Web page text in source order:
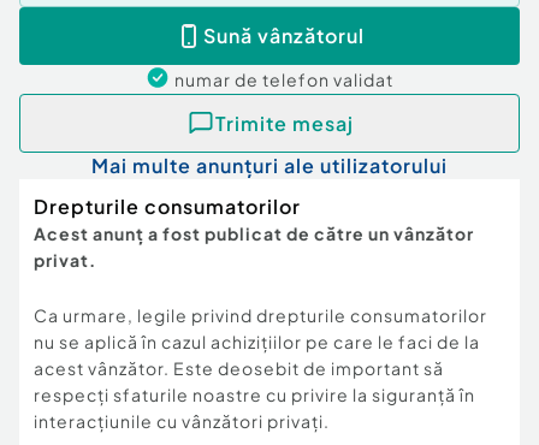
Sună vânzătorul
numar de telefon validat
Trimite mesaj
Mai multe anunțuri ale utilizatorului
Drepturile consumatorilor
Acest anunț a fost publicat de către un vânzător
privat.
Ca urmare, legile privind drepturile consumatorilor
nu se aplică în cazul achizițiilor pe care le faci de la
acest vânzător. Este deosebit de important să
respecți sfaturile noastre cu privire la siguranță în
interacțiunile cu vânzători privați.